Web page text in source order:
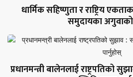
धार्मिक सहिष्णुता र राष्ट्रिय
समुदायका
प्रधानमन्त्री बालेनलाई राष्ट्रपतिको